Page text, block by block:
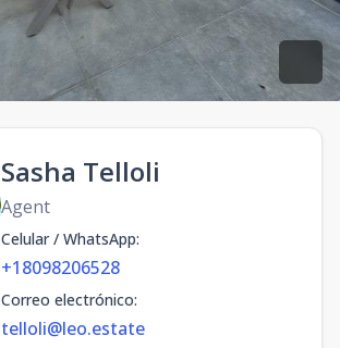
Sasha Telloli
Agent
Celular / WhatsApp:
+18098206528
Correo electrónico:
telloli@leo.estate